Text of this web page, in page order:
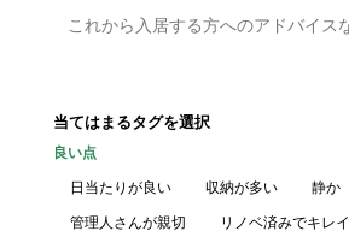
当てはまるタグを選択
良い点
日当たりが良い 収納が多い 静か
管理人さんが親切 リノベ済みでキレイ